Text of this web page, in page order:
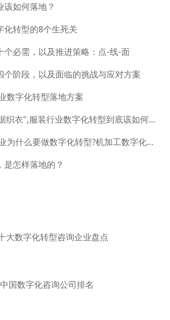
该如何落地？
化转型的8个生死关
个必需，以及推进策略：点-线-面
个阶段，以及面临的挑战与应对方案
数字化转型落地方案
衣",服装行业数字化转型到底该如何落地?
么要做数字化转型?机加工数字化该怎么做
是怎样落地的？
大数字化转型咨询企业盘点
国数字化咨询公司排名